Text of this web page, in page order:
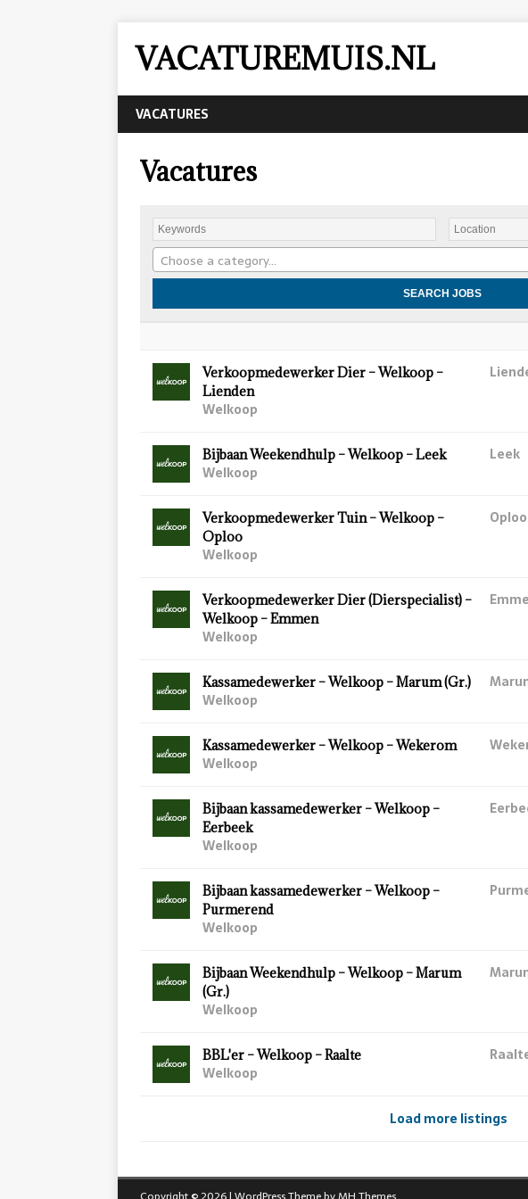
VACATUREMUIS.NL
VACATURES
Vacatures
Choose a category…
Verkoopmedewerker Dier – Welkoop –
Lienden
Welkoop
Bijbaan Weekendhulp – Welkoop – Leek
Welkoop
Leek
Verkoopmedewerker Tuin – Welkoop –
Oploo
Welkoop
Oploo
Verkoopmedewerker Dier (Dierspecialist) –
Welkoop – Emmen
Welkoop
Kassamedewerker – Welkoop – Marum (Gr.)
Welkoop
Kassamedewerker – Welkoop – Wekerom
Welkoop
Bijbaan kassamedewerker – Welkoop –
Eerbeek
Welkoop
Bijbaan kassamedewerker – Welkoop –
Purmerend
Welkoop
Bijbaan Weekendhulp – Welkoop – Marum
(Gr.)
Welkoop
BBL'er – Welkoop – Raalte
Welkoop
Load more listings